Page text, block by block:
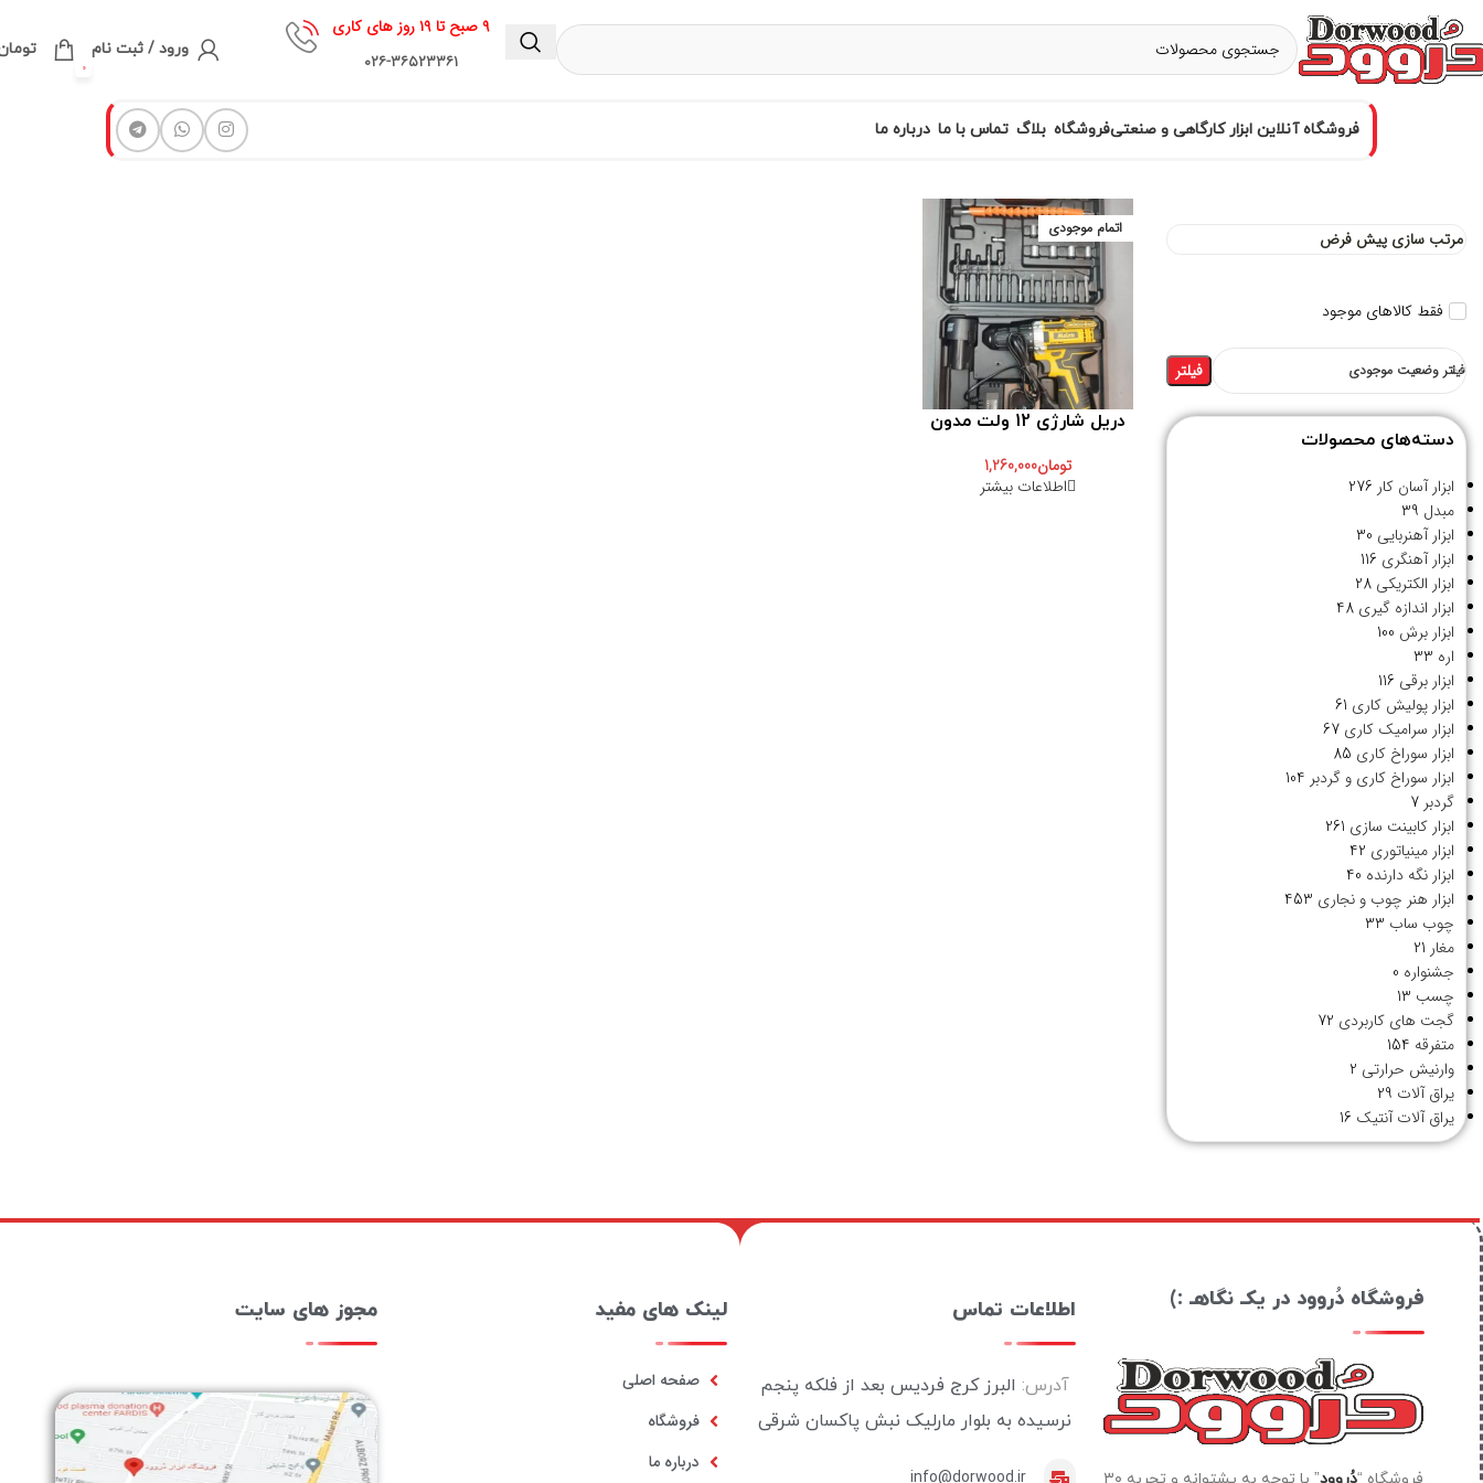
۹ صبح تا ۱۹ روز های کاری
۰۲۶-۳۶۵۲۳۳۶۱
ورود / ثبت نام
0
فروشگاه آنلاین ابزار کارگاهی و صنعتیفروشگاه بلاگ تماس با ما درباره ما
فقط کالاهای موجود
فیلتر وضعیت موجودی فیلتر
دسته‌های محصولات
ابزار آسان کار 276
مبدل 39
ابزار آهنربایی 30
ابزار آهنگری 116
ابزار الکتریکی 28
ابزار اندازه گیری 48
ابزار برش 100
اره 33
ابزار برقی 116
ابزار پولیش کاری 61
ابزار سرامیک کاری 67
ابزار سوراخ کاری 85
ابزار سوراخ کاری و گردبر 104
گردبر 7
ابزار کابینت سازی 261
ابزار مینیاتوری 42
ابزار نگه دارنده 40
ابزار هنر چوب و نجاری 453
چوب ساب 33
مغار 21
جشنواره 0
چسب 13
گجت های کاربردی 72
متفرقه 154
وارنیش حرارتی 2
یراق آلات 29
یراق آلات آنتیک 16
اتمام موجودی
دریل شارژی 12 ولت مدون
تومان1,260,000
اطلاعات بیشتر
فروشگاه دُروود در یکـ نگاهـ :) اطلاعات تماس
آدرس: البرز کرج فردیس بعد از فلکه پنجم
نرسیده به بلوار مارلیک نبش پاکسان شرقی
info@dorwood.ir
لینک های مفید
صفحه اصلی
فروشگاه
درباره ما
مجوز های سایت